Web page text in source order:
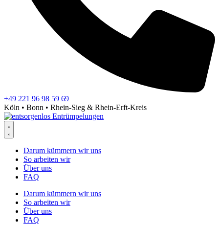
+49 221 96 98 59 69
Köln • Bonn • Rhein-Sieg & Rhein-Erft-Kreis
Darum kümmern wir uns
So arbeiten wir
Über uns
FAQ
Darum kümmern wir uns
So arbeiten wir
Über uns
FAQ